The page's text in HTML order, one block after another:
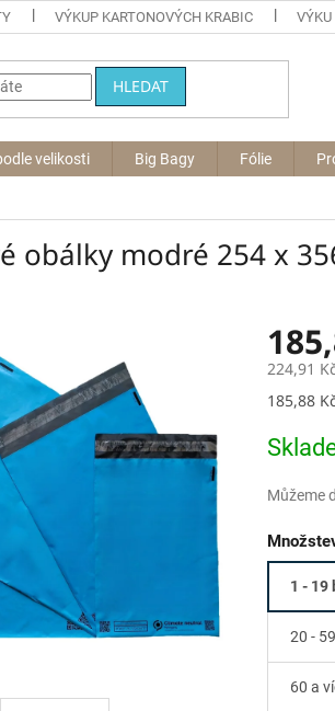
VÝKUP KARTONOVÝCH KRABIC
HLEDAT
velikosti Big Bagy Fólie
obálky modré 254 x
224,91
Měrná
185,88
Můžeme
1 - 19
20 -
60 a